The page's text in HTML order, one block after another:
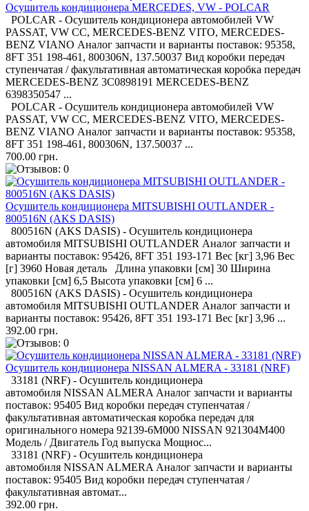
Осушитель кондиционера MERCEDES, VW - POLCAR
POLCAR - Осушитель кондиционера автомобилей VW
PASSAT, VW CC, MERCEDES-BENZ VITO, MERCEDES-
BENZ VIANO Аналог запчасти и варианты поставок: 95358,
8FT 351 198-461, 800306N, 137.50037 Вид коробки передач
ступенчатая / факультативная автоматическая коробка передач
MERCEDES-BENZ 3C0898191 MERCEDES-BENZ
6398350547 ...
POLCAR - Осушитель кондиционера автомобилей VW
PASSAT, VW CC, MERCEDES-BENZ VITO, MERCEDES-
BENZ VIANO Аналог запчасти и варианты поставок: 95358,
8FT 351 198-461, 800306N, 137.50037 ...
700.00 грн.
Осушитель кондиционера MITSUBISHI OUTLANDER -
800516N (AKS DASIS)
800516N (AKS DASIS) - Осушитель кондиционера
автомобиля MITSUBISHI OUTLANDER Аналог запчасти и
варианты поставок: 95426, 8FT 351 193-171 Вес [кг] 3,96 Вес
[г] 3960 Новая деталь Длина упаковки [см] 30 Ширина
упаковки [см] 6,5 Высота упаковки [см] 6 ...
800516N (AKS DASIS) - Осушитель кондиционера
автомобиля MITSUBISHI OUTLANDER Аналог запчасти и
варианты поставок: 95426, 8FT 351 193-171 Вес [кг] 3,96 ...
392.00 грн.
Осушитель кондиционера NISSAN ALMERA - 33181 (NRF)
33181 (NRF) - Осушитель кондиционера
автомобиля NISSAN ALMERA Аналог запчасти и варианты
поставок: 95405 Вид коробки передач ступенчатая /
факультативная автоматическая коробка передач для
оригинального номера 92139-6M000 NISSAN 921304M400
Модель / Двигатель Год выпуска Мощнос...
33181 (NRF) - Осушитель кондиционера
автомобиля NISSAN ALMERA Аналог запчасти и варианты
поставок: 95405 Вид коробки передач ступенчатая /
факультативная автомат...
392.00 грн.